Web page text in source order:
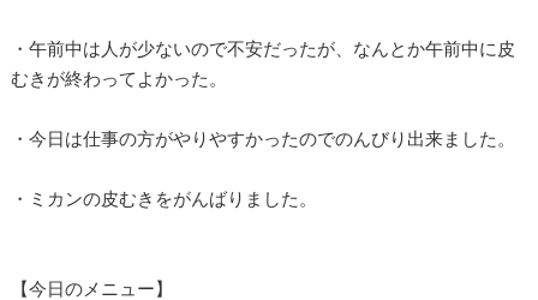
・午前中は人が少ないので不安だったが、なんとか午前中に皮
むきが終わってよかった。
・今日は仕事の方がやりやすかったのでのんびり出来ました。
・ミカンの皮むきをがんばりました。
【今日のメニュー】